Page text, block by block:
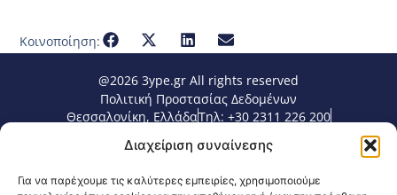
Διαχείριση συναίνεσης
Για να παρέχουμε τις καλύτερες εμπειρίες, χρησιμοποιούμε
Κοινοποίηση:
@2026 3ype.gr All rights reserved
Πολιτική Προστασίας Δεδομένων
Θεσσαλονίκη, ΕλλάδαΤηλ: +30 2311 226 200
Website Visits: 1589702